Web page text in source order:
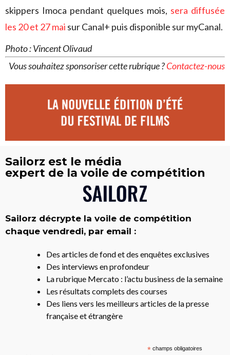
skippers Imoca pendant quelques mois, sera diffusée
les 20 et 27 mai sur Canal+ puis disponible sur myCanal.
Photo : Vincent Olivaud
Vous souhaitez sponsoriser cette rubrique ?Contactez-nous
Sailorz est le média
expert de la voile de compétition
Sailorz décrypte la voile de compétition
chaque vendredi, par email :
Des articles de fond et des enquêtes exclusives
Des interviews en profondeur
La rubrique Mercato : l’actu business de la semaine
Les résultats complets des courses
Des liens vers les meilleurs articles de la presse
française et étrangère
*champs obligatoires